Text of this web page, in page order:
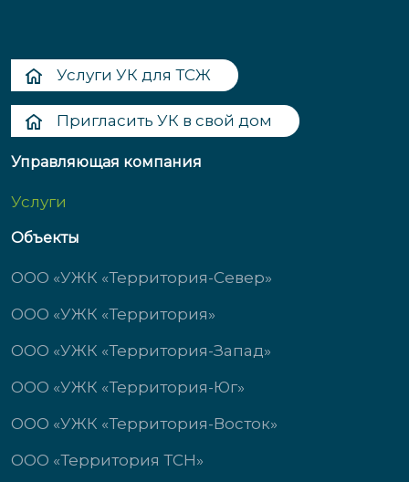
Услуги УК для ТСЖ
Пригласить УК в свой дом
Управляющая компания
Услуги
Объекты
ООО «УЖК «Территория-Север»
ООО «УЖК «Территория»
ООО «УЖК «Территория-Запад»
ООО «УЖК «Территория-Юг»
ООО «УЖК «Территория-Восток»
ООО «Территория ТСН»